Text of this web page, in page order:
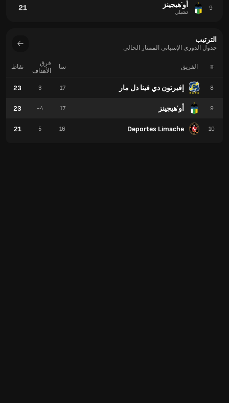
9 أو´هيجينز
تشيلي 21
الترتيب
جدول الدوري الإسباني الممتاز الحالي
# الفريق
8 إفيرتون دي فينا دل مار
9 أو´هيجينز
10
Deportes Limache
سا
فرق
الأهداف
نقاط
17
3
23
17
-4
23
16
5
21